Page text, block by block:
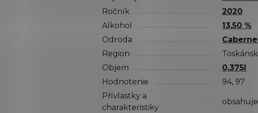
hviezdičiek.
Ročník
2020
Alkohol
13,50 %
Odroda
Region
Objem
0,375l
Hodnotenie
94, 97
Přívlastky a
charakteristiky